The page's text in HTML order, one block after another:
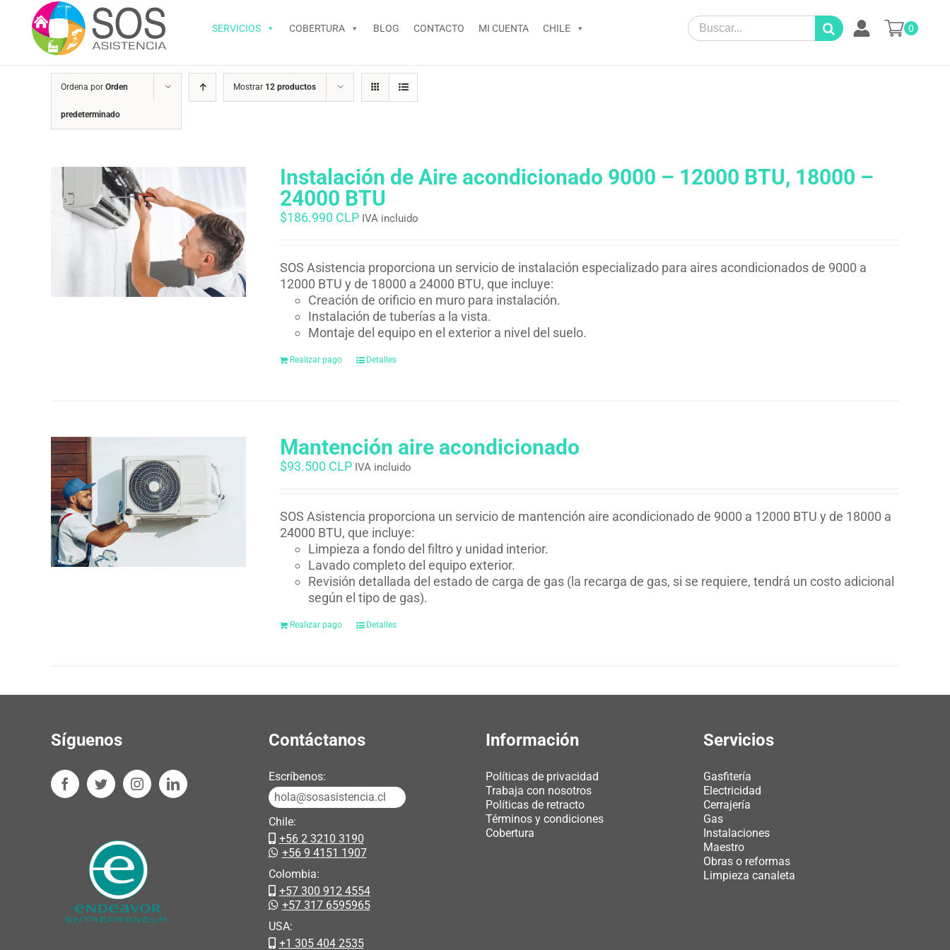
contenido
SERVICIOS COBERTURA BLOG CONTACTO MI CUENTA CHILE
Search
for:
0
Ordena por Orden
predeterminado
Mostrar 12 productos
Instalación de Aire acondicionado 9000 – 12000 BTU, 18000 –
24000 BTU
$186.990 CLP IVA incluido
SOS Asistencia proporciona un servicio de instalación especializado para aires acondicionados de 9000 a
12000 BTU y de 18000 a 24000 BTU, que incluye:
Creación de orificio en muro para instalación.
Instalación de tuberías a la vista.
Montaje del equipo en el exterior a nivel del suelo.
Realizar pago Detalles
Mantención aire acondicionado
$93.500 CLP IVA incluido
SOS Asistencia proporciona un servicio de mantención aire acondicionado de 9000 a 12000 BTU y de 18000 a
24000 BTU, que incluye:
Limpieza a fondo del filtro y unidad interior.
Lavado completo del equipo exterior.
Revisión detallada del estado de carga de gas (la recarga de gas, si se requiere, tendrá un costo adicional
según el tipo de gas).
Realizar pago Detalles
Síguenos Contáctanos
Escríbenos:
hola@sosasistencia.cl
Chile:
+56 2 3210 3190
+56 9 4151 1907
Colombia:
+57 300 912 4554
+57 317 6595965
USA:
+1 305 404 2535
Información
Políticas de privacidad
Trabaja con nosotros
Políticas de retracto
Términos y condiciones
Cobertura
Servicios
Gasfitería
Electricidad
Cerrajería
Gas
Instalaciones
Maestro
Obras o reformas
Limpieza canaleta